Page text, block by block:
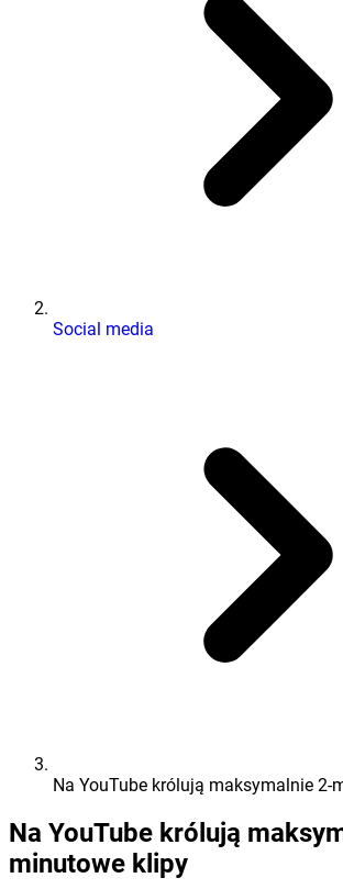
Social media
Na YouTube królują maksymalnie 2-
Na YouTube królują
minutowe klipy